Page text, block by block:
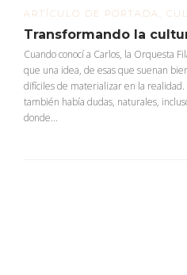
ARTÍCULO DE PORTADA
Transformando la
Cuando conocí a Carlos, la Orquesta
que una idea, de esas que suenan
difíciles de materializar en la
también había dudas, naturales,
donde...